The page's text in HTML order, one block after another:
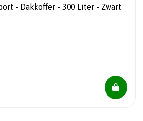
- Dakkoffer - 300 Liter - Zwart